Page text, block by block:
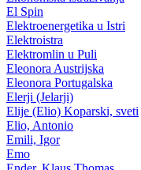
El Spin
Elektroenergetika u Istri
Elektroistra
Elektromlin u Puli
Eleonora Austrijska
Eleonora Portugalska
Elerji (Jelarji)
Elije (Elio) Koparski, sveti
Elio, Antonio
Emili, Igor
Emo